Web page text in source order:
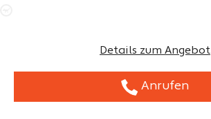
Details zum Angebot
Anrufen